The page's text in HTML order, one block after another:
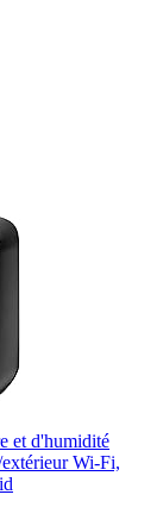
et d'humidité
Wi-Fi,